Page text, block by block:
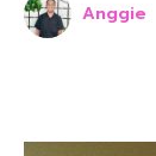
Anggie